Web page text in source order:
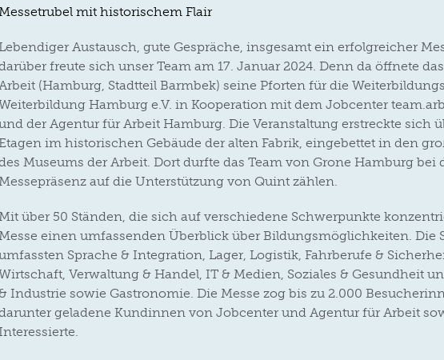
mit historischem Flair
Lebendiger Austausch, gute Gespräche, insgesamt ein erfolgreicher
freute sich unser Team am 17. Januar 2024. Denn da öffnete
(Hamburg, Stadtteil Barmbek) seine Pforten für die
Hamburg e.V. in Kooperation mit dem Jobcenter
der Agentur für Arbeit Hamburg. Die Veranstaltung erstreckte sich
Etagen im historischen Gebäude der alten Fabrik, eingebettet in den
Museums der Arbeit. Dort durfte das Team von Grone Hamburg bei
auf die Unterstützung von Quint zählen.
über 50 Ständen, die sich auf verschiedene Schwerpunkte
einen umfassenden Überblick über Bildungsmöglichkeiten. Die
Sprache & Integration, Lager, Logistik, Fahrberufe &
Verwaltung & Handel, IT & Medien, Soziales & Gesundheit
& Industrie sowie Gastronomie. Die Messe zog bis zu 2.000
geladene Kundinnen von Jobcenter und Agentur für Arbeit
Interessierte.